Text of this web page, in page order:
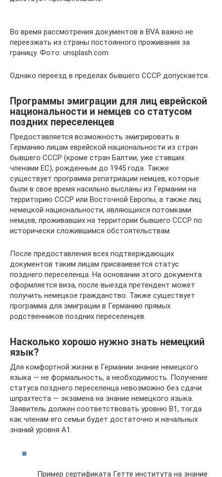
Во время рассмотрения документов в BVA важно не
переезжать из страны постоянного проживания за
границу. Фото: unsplash.com
Однако переезд в пределах бывшего СССР допускается.
Программы эмиграции для лиц еврейской
национальности и немцев со статусом
поздних переселенцев
Предоставляется возможность эмигрировать в
Германию лицам еврейской национальности из стран
бывшего СССР (кроме стран Балтии, уже ставших
членами ЕС), рожденным до 1945 года. Также
существует программа репатриации немцев, которые
были в свое время насильно высланы из Германии на
территорию СССР или Восточной Европы, а также лиц
немецкой национальности, являющихся потомками
немцев, проживавших на территории бывшего СССР по
исторически сложившимся обстоятельствам.
После предоставления всех подтверждающих
документов таким лицам присваивается статус
позднего переселенца. На основании этого документа
оформляется виза, после выезда претендент может
получить немецкое гражданство. Также существует
программа для эмиграции в Германию прямых
родственников поздних переселенцев.
Насколько хорошо нужно знать немецкий
язык?
Для комфортной жизни в Германии знание немецкого
языка — не формальность, а необходимость. Получение
статуса позднего переселенца невозможно без сдачи
шпрахтеста — экзамена на знание немецкого языка.
Заявитель должен соответствовать уровню B1, тогда
как членам его семьи будет достаточно и начальных
знаний уровня A1.
Пример сертификата Гетте института на знание